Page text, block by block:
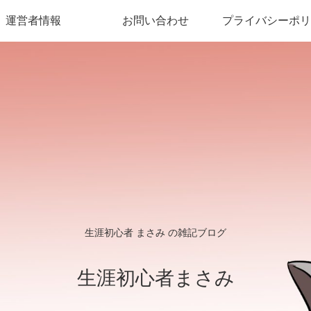
生涯初心者 まさみ の雑記ブログ
生涯初心者まさみ
運営者情報 お問い合わせ プライバシーポ